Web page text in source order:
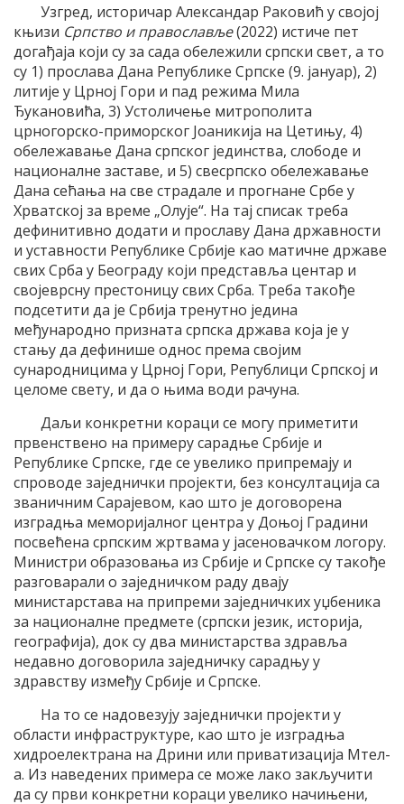
Узгред, историчар Александар Раковић у својој
књизи Српство и православље(2022) истиче пет
догађаја који су за сада обележили српски свет, а то
су 1) прослава Дана Републике Српске (9. јануар), 2)
литије у Црној Гори и пад режима Мила
Ђукановића, 3) Устоличење митрополита
црногорско-приморског Јоаникија на Цетињу, 4)
обележавање Дана српског јединства, слободе и
националне заставе, и 5) свесрпско обележавање
Дана сећања на све страдале и прогнане Србе у
Хрватској за време „Олује“. На тај списак треба
дефинитивно додати и прославу Дана државности
и уставности Републике Србије као матичне државе
свих Срба у Београду који представља центар и
својеврсну престоницу свих Срба. Треба такође
подсетити да је Србија тренутно једина
међународно призната српска држава која је у
стању да дефинише однос према својим
сународницима у Црној Гори, Републици Српској и
целоме свету, и да о њима води рачуна.
Даљи конкретни кораци се могу приметити
првенствено на примеру сарадње Србије и
Републике Српске, где се увелико припремају и
спроводе заједнички пројекти, без консултација са
званичним Сарајевом, као што је договорена
изградња меморијалног центра у Доњој Градини
посвећена српским жртвама у јасеновачком логору.
Министри образовања из Србије и Српске су такође
разговарали о заједничком раду двају
министарстава на припреми заједничких уџбеника
за националне предмете (српски језик, историја,
географија), док су два министарства здравља
недавно договорила заједничку сарадњу у
здравству између Србије и Српске.
На то се надовезују заједнички пројекти у
области инфраструктуре, као што је изградња
хидроелектрана на Дрини или приватизација Мтел-
а. Из наведених примера се може лако закључити
да су први конкретни кораци увелико начињени,